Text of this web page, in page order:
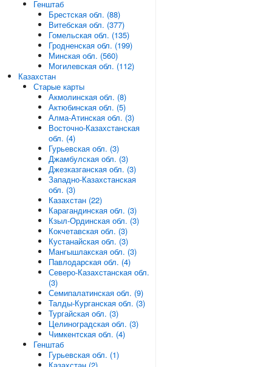
Генштаб
Брестская обл. (88)
Витебская обл. (377)
Гомельская обл. (135)
Гродненская обл. (199)
Минская обл. (560)
Могилевская обл. (112)
Казахстан
Старые карты
Акмолинская обл. (8)
Актюбинская обл. (5)
Алма-Атинская обл. (3)
Восточно-Казахстанская
обл. (4)
Гурьевская обл. (3)
Джамбулская обл. (3)
Джезказганская обл. (3)
Западно-Казахстанская
обл. (3)
Казахстан (22)
Карагандинская обл. (3)
Кзыл-Ординская обл. (3)
Кокчетавская обл. (3)
Кустанайская обл. (3)
Мангышлакская обл. (3)
Павлодарская обл. (4)
Северо-Казахстанская обл.
(3)
Семипалатинская обл. (9)
Талды-Курганская обл. (3)
Тургайская обл. (3)
Целиноградская обл. (3)
Чимкентская обл. (4)
Генштаб
Гурьевская обл. (1)